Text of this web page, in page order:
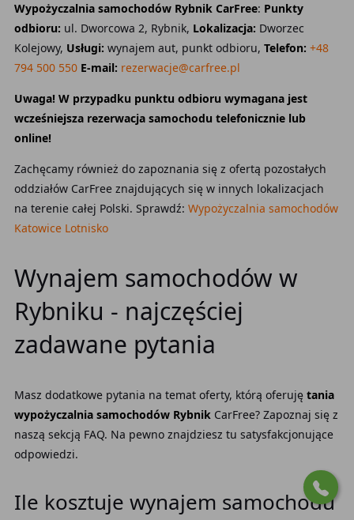
Wypożyczalnia samochodów Rybnik CarFree: Punkty
odbioru: ul. Dworcowa 2, Rybnik, Lokalizacja: Dworzec
Kolejowy, Usługi: wynajem aut, punkt odbioru, Telefon: +48
794 500 550 E-mail: rezerwacje@carfree.pl
Uwaga! W przypadku punktu odbioru wymagana jest
wcześniejsza rezerwacja samochodu telefonicznie lub
online!
Zachęcamy również do zapoznania się z ofertą pozostałych
oddziałów CarFree znajdujących się w innych lokalizacjach
na terenie całej Polski. Sprawdź: Wypożyczalnia samochodów
Katowice Lotnisko
Wynajem samochodów w
Rybniku - najczęściej
zadawane pytania
Masz dodatkowe pytania na temat oferty, którą oferuję tania
wypożyczalnia samochodów RybnikCarFree? Zapoznaj się z
naszą sekcją FAQ. Na pewno znajdziesz tu satysfakcjonujące
odpowiedzi.
Ile kosztuje wynajem samochodu